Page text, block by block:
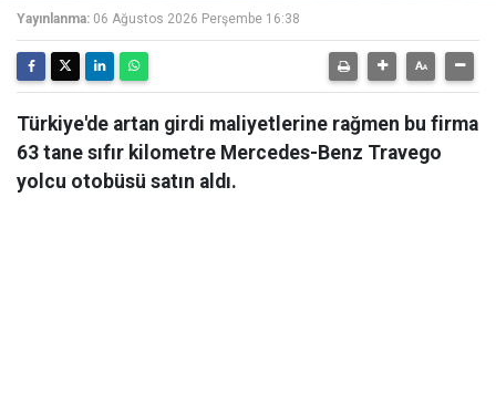
Yayınlanma: 06 Ağustos 2026 Perşembe 16:38
Türkiye'de artan girdi maliyetlerine rağmen bu firma
63 tane sıfır kilometre Mercedes-Benz Travego
yolcu otobüsü satın aldı.